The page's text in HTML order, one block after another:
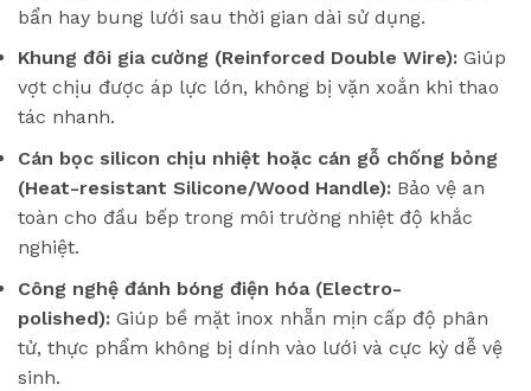
bẩn hay bung lưới sau thời gian dài sử dụng.
Khung đôi gia cường (Reinforced Double Wire): Giúp
vợt chịu được áp lực lớn, không bị vặn xoắn khi thao
tác nhanh.
Cán bọc silicon chịu nhiệt hoặc cán gỗ chống bỏng
(Heat-resistant Silicone/Wood Handle): Bảo vệ an
toàn cho đầu bếp trong môi trường nhiệt độ khắc
nghiệt.
Công nghệ đánh bóng điện hóa (Electro-
polished): Giúp bề mặt inox nhẵn mịn cấp độ phân
tử, thực phẩm không bị dính vào lưới và cực kỳ dễ vệ
sinh.